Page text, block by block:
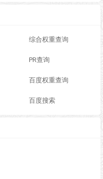
综合权重查询
PR查询
百度权重查询
百度搜索